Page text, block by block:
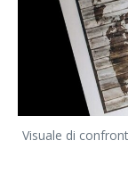
Visuale di